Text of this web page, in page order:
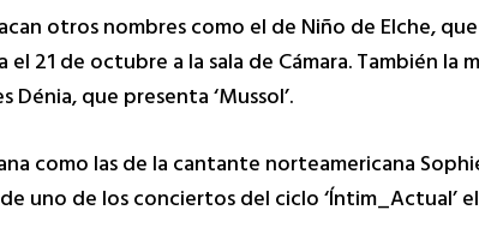
otros nombres como el de Niño de Elche,
21 de octubre a la sala de Cámara. También la
que presenta ‘Mussol’.
como las de la cantante norteamericana
uno de los conciertos del ciclo ‘Íntim_Actual’